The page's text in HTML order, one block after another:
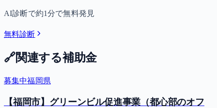
AI診断で約1分で無料発見
無料診断
🔗関連する補助金
募集中福岡県
【福岡市】グリーンビル促進事業（都心部のオフ